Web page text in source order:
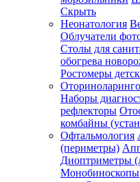
Скрыть
Неонатология
Облучатели
Столы для
обогрева
Ростомеры
Наборы
рефлекторы
комбайны
Офтальмология
(периметры)
Диоптриметры
Монобиноскопы